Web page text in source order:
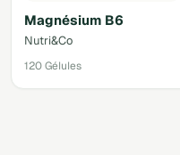
Magnésium B6
Nutri&Co
120 Gélules